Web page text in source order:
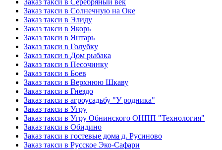
Заказ такси в Серебряный век
Заказ такси в Солнечную на Оке
Заказ такси в Элиду
Заказ такси в Якорь
Заказ такси в Янтарь
Заказ такси в Голубку
Заказ такси в Дом рыбака
Заказ такси в Песочинку
Заказ такси в Боев
Заказ такси в Верхнюю Шкаву
Заказ такси в Гнездо
Заказ такси в агроусадьбу "У родника"
Заказ такси в Угру
Заказ такси в Угру Обнинского ОНПП "Технология"
Заказ такси в Обидино
Заказ такси в гостевые дома д. Русиново
Заказ такси в Русское Эко-Сафари